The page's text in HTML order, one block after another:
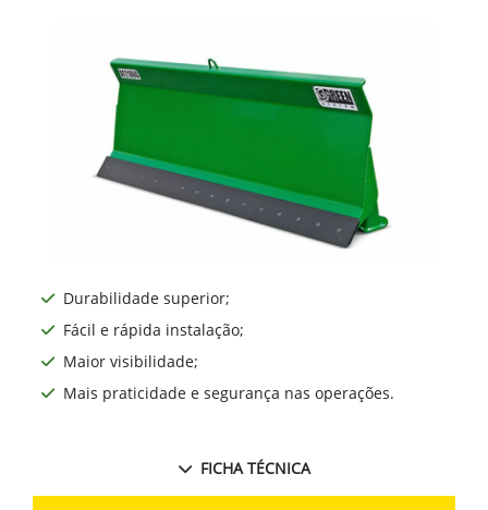
Durabilidade superior;
Fácil e rápida instalação;
Maior visibilidade;
Mais praticidade e segurança nas operações.
FICHA TÉCNICA